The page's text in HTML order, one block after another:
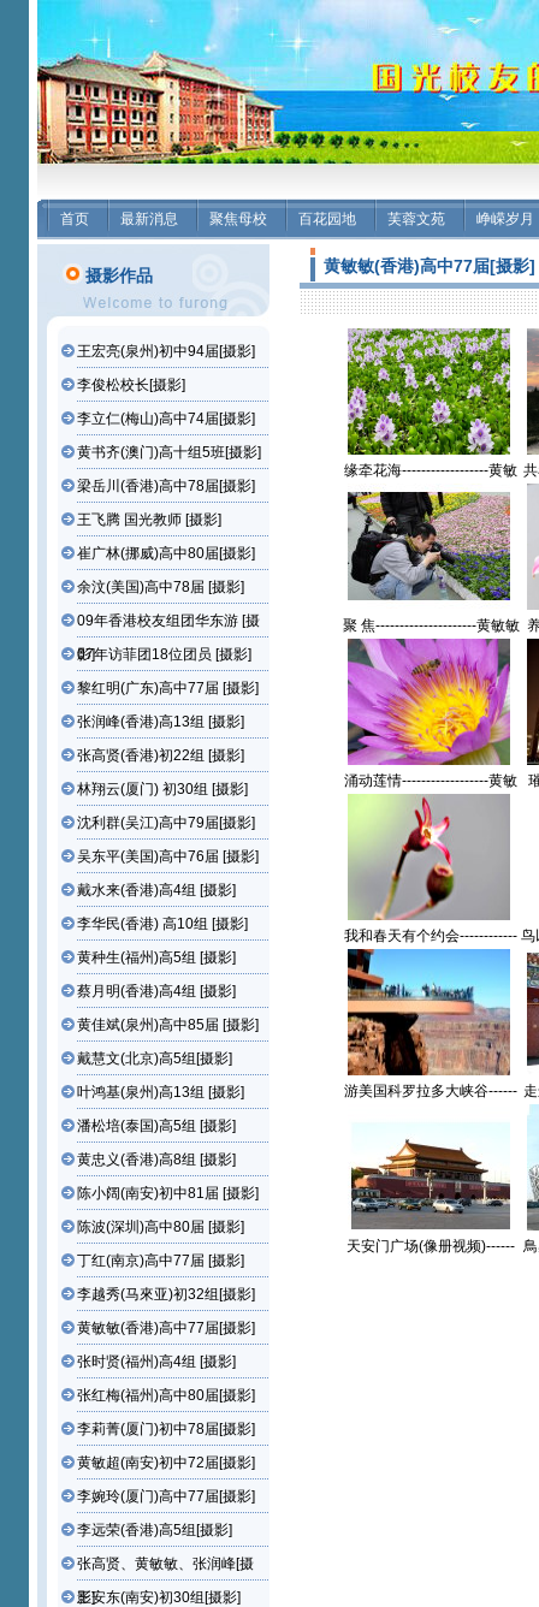
首页 最新消息 聚焦母校 百花园地 芙蓉文苑 峥嵘岁月
摄影作品
王宏亮(泉州)初中94届[摄影]
李俊松校长[摄影]
李立仁(梅山)高中74届[摄影]
黄书齐(澳门)高十组5班[摄影]
梁岳川(香港)高中78届[摄影]
王飞腾 国光教师 [摄影]
崔广林(挪威)高中80届[摄影]
余汶(美国)高中78届 [摄影]
09年香港校友组团华东游 [摄
影]
07年访菲团18位团员 [摄影]
黎红明(广东)高中77届 [摄影]
张润峰(香港)高13组 [摄影]
张高贤(香港)初22组 [摄影]
林翔云(厦门) 初30组 [摄影]
沈利群(吴江)高中79届[摄影]
吴东平(美国)高中76届 [摄影]
戴水来(香港)高4组 [摄影]
李华民(香港) 高10组 [摄影]
黄种生(福州)高5组 [摄影]
蔡月明(香港)高4组 [摄影]
黄佳斌(泉州)高中85届 [摄影]
戴慧文(北京)高5组[摄影]
叶鸿基(泉州)高13组 [摄影]
潘松培(泰国)高5组 [摄影]
黄忠义(香港)高8组 [摄影]
陈小阔(南安)初中81届 [摄影]
陈波(深圳)高中80届 [摄影]
丁红(南京)高中77届 [摄影]
李越秀(马來亚)初32组[摄影]
黄敏敏(香港)高中77届[摄影]
张时贤(福州)高4组 [摄影]
张红梅(福州)高中80届[摄影]
李莉菁(厦门)初中78届[摄影]
黄敏超(南安)初中72届[摄影]
李婉玲(厦门)高中77届[摄影]
李远荣(香港)高5组[摄影]
张高贤、黄敏敏、张润峰[摄
影]
王安东(南安)初30组[摄影]
黄敏敏(香港)高中77届[摄影]
缘牵花海------------------黄敏
敏(香港)高中77届【摄影作
品】
聚 焦---------------------黄敏敏
(香港)高中77届【摄影作
品】
涌动莲情------------------黄敏
敏(香港)高中77届【摄影作
品】
我和春天有个约会------------
黄敏敏(香港)高中77屆【攝
鸟
游美国科罗拉多大峡谷------
天安门广场(像册视频)------